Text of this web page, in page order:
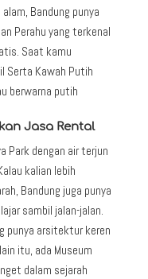
Bandung punya
Perahu yang terkenal
Saat kamu
Serta Kawah Putih
berwarna putih
Jasa Rental
Park dengan air terjun
kalian lebih
Bandung juga punya
sambil jalan-jalan.
punya arsitektur keren
itu, ada Museum
dalam sejarah